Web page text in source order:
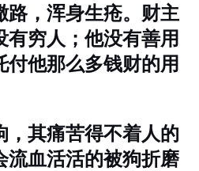
， 浑身生疮。 财主
有穷人；他没有善用
付他那么多钱财的用
，其痛苦得不着人的
流血活活的被狗折磨